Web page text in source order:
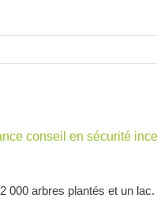
conseil en sécurité
000 arbres plantés et un